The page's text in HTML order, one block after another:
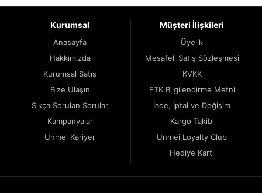
Kurumsal
Anasayfa
Hakkımızda
Kurumsal Satış
Bize Ulaşın
Sıkça Sorulan Sorular
Kampanyalar
Unmei Kariyer
Müşteri İlişkileri
Üyelik
Mesafeli Satış Sözleşmesi
KVKK
ETK Bilgilendirme Metni
İade, İptal ve Değişim
Kargo Takibi
Unmei Loyalty Club
Hediye Kartı